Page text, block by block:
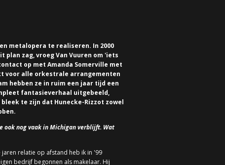
metalopera te realiseren. In 2000
plan zag, vroeg Van Vuuren om 'iets
op met Amanda Somerville met
voor alle orkestrale arrangementen
hebben ze in ruim een jaar tijd een
fantasieverhaal uitgebeeld,
te zijn dat Hunecke-Rizzot zowel
ook nog vaak in Michigan verblijft. Wat
relatie op afstand heb ik in '99
bedrijf begonnen als makelaar. Hij